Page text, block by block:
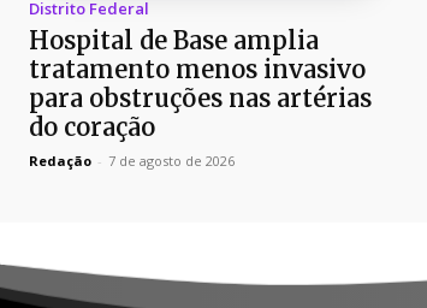
Distrito Federal
Hospital de Base amplia
tratamento menos invasivo
para obstruções nas artérias
do coração
Redação - 7 de agosto de 2026